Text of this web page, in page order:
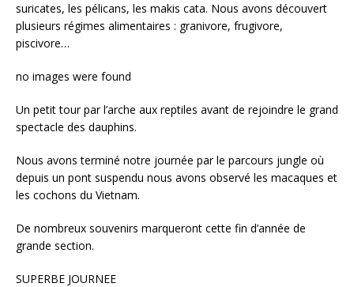
suricates, les pélicans, les makis cata. Nous avons découvert
plusieurs régimes alimentaires : granivore, frugivore,
piscivore…
no images were found
Un petit tour par l’arche aux reptiles avant de rejoindre le grand
spectacle des dauphins.
Nous avons terminé notre journée par le parcours jungle où
depuis un pont suspendu nous avons observé les macaques et
les cochons du Vietnam.
De nombreux souvenirs marqueront cette fin d’année de
grande section.
SUPERBE JOURNEE